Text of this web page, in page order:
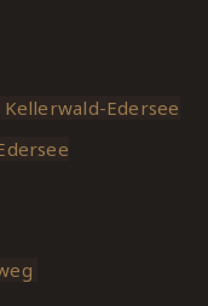
Edersee